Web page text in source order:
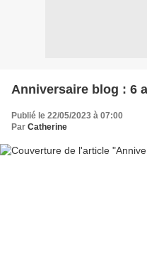
Anniversaire blog : 6
Publié le 22/05/2023 à 07:00
Par Catherine